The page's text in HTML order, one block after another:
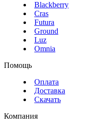
Blackberry
Cras
Futura
Ground
Luz
Omnia
Помощь
Оплата
Доставка
Скачать
Компания